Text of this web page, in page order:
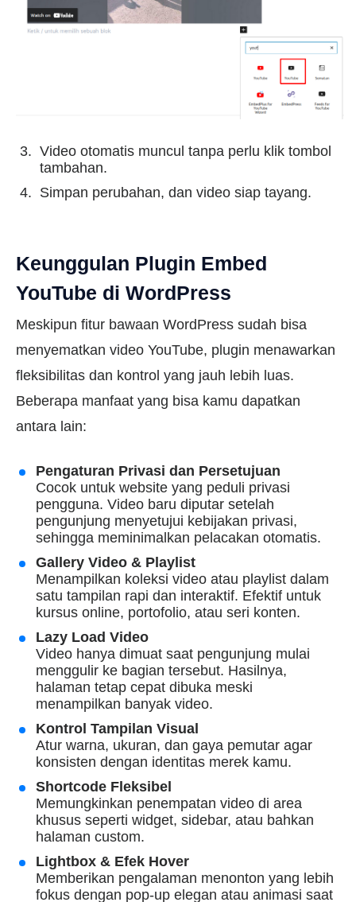
Video otomatis muncul tanpa perlu klik tombol
tambahan.
Simpan perubahan, dan video siap tayang.
Keunggulan Plugin Embed
YouTube di WordPress
Meskipun fitur bawaan WordPress sudah bisa
menyematkan video YouTube, plugin menawarkan
fleksibilitas dan kontrol yang jauh lebih luas.
Beberapa manfaat yang bisa kamu dapatkan
antara lain:
Pengaturan Privasi dan Persetujuan
Cocok untuk website yang peduli privasi
pengguna. Video baru diputar setelah
pengunjung menyetujui kebijakan privasi,
sehingga meminimalkan pelacakan otomatis.
Gallery Video & Playlist
Menampilkan koleksi video atau playlist dalam
satu tampilan rapi dan interaktif. Efektif untuk
kursus online, portofolio, atau seri konten.
Lazy Load Video
Video hanya dimuat saat pengunjung mulai
menggulir ke bagian tersebut. Hasilnya,
halaman tetap cepat dibuka meski
menampilkan banyak video.
Kontrol Tampilan Visual
Atur warna, ukuran, dan gaya pemutar agar
konsisten dengan identitas merek kamu.
Shortcode Fleksibel
Memungkinkan penempatan video di area
khusus seperti widget, sidebar, atau bahkan
halaman custom.
Lightbox & Efek Hover
Memberikan pengalaman menonton yang lebih
fokus dengan pop-up elegan atau animasi saat